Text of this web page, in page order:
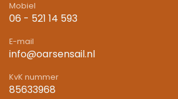
Mobiel
06 - 521 14 593
E-mail
info@oarsensail.nl
KvK nummer
85633968